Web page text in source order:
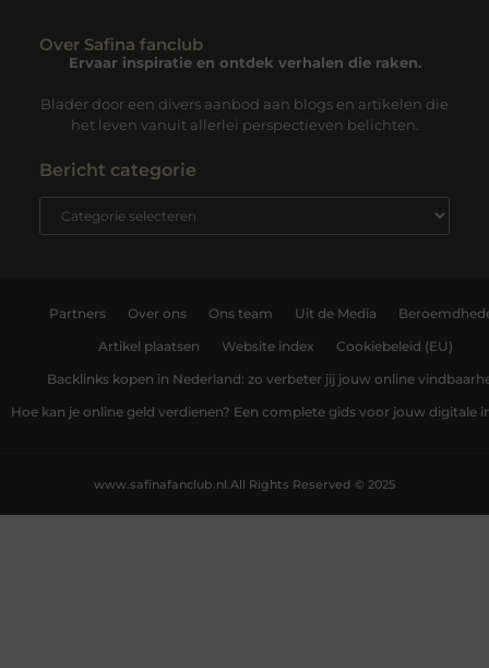
Over Safina fanclub
Ervaar inspiratie en ontdek verhalen die raken.
Blader door een divers aanbod aan blogs en artikelen die
het leven vanuit allerlei perspectieven belichten.
Bericht categorie
Partners Over ons Ons team Uit de Media
Artikel plaatsen Website index Cookiebeleid (EU)
Backlinks kopen in Nederland: zo verbeter jij jouw online
Hoe kan je online geld verdienen? Een complete gids voor jouw digitale
All Rights Reserved © 2025
www.safinafanclub.nl.